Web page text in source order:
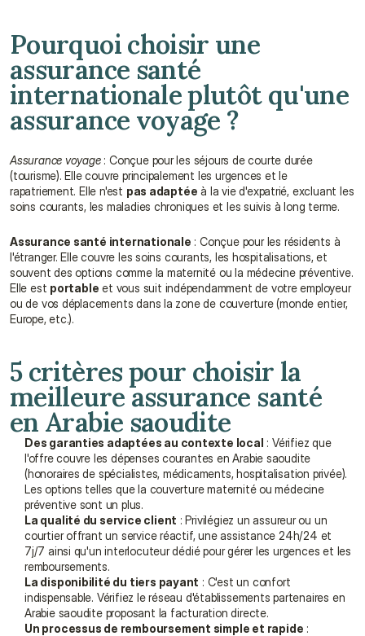
Pourquoi choisir une
assurance santé
internationale plutôt qu'une
assurance voyage ?
Assurance voyage : Conçue pour les séjours de courte durée
(tourisme). Elle couvre principalement les urgences et le
rapatriement. Elle n'est pas adaptée à la vie d'expatrié, excluant les
soins courants, les maladies chroniques et les suivis à long terme.
Assurance santé internationale : Conçue pour les résidents à
l'étranger. Elle couvre les soins courants, les hospitalisations, et
souvent des options comme la maternité ou la médecine préventive.
Elle est portable et vous suit indépendamment de votre employeur
ou de vos déplacements dans la zone de couverture (monde entier,
Europe, etc.).
5 critères pour choisir la
meilleure assurance santé
en Arabie saoudite
Des garanties adaptées au contexte local : Vérifiez que
l'offre couvre les dépenses courantes en Arabie saoudite
(honoraires de spécialistes, médicaments, hospitalisation privée).
Les options telles que la couverture maternité ou médecine
préventive sont un plus.
La qualité du service client : Privilégiez un assureur ou un
courtier offrant un service réactif, une assistance 24h/24 et
7j/7 ainsi qu'un interlocuteur dédié pour gérer les urgences et les
remboursements.
La disponibilité du tiers payant : C'est un confort
indispensable. Vérifiez le réseau d'établissements partenaires en
Arabie saoudite proposant la facturation directe.
Un processus de remboursement simple et rapide :